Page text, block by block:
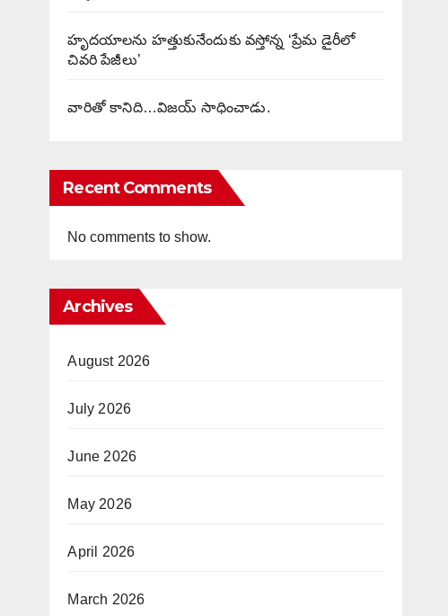
హృదయాలను హత్తుకునేందుకు వస్తోన్న ‘ప్రేమ డైరీలో
చివరి పేజీలు’
వారితో కానిది…విజయ్ సాధించాడు.
Recent Comments
No comments to show.
Archives
August 2026
July 2026
June 2026
May 2026
April 2026
March 2026